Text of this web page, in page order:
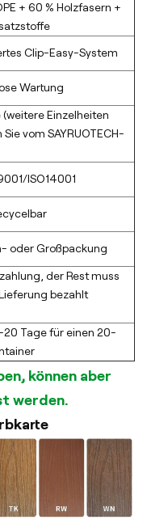
+ 60 % Holzfasern +
Clip-Easy-System
Wartung
(weitere Einzelheiten
vom SAYRUOTECH-
ISO14001
oder Großpackung
der Rest muss
bezahlt
20 Tage für einen 20-
können aber
werden.